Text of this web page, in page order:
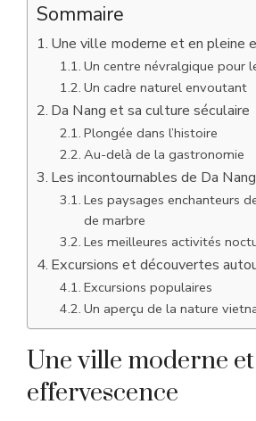
Sommaire
Une ville moderne et en pleine
Un centre névralgique pour
Un cadre naturel envoutant
Da Nang et sa culture séculaire
Plongée dans l’histoire
Au-delà de la gastronomie
Les incontournables de Da
Les paysages enchanteurs
de marbre
Les meilleures activités
Excursions et découvertes
Excursions populaires
Un aperçu de la nature
Une ville moderne
effervescence